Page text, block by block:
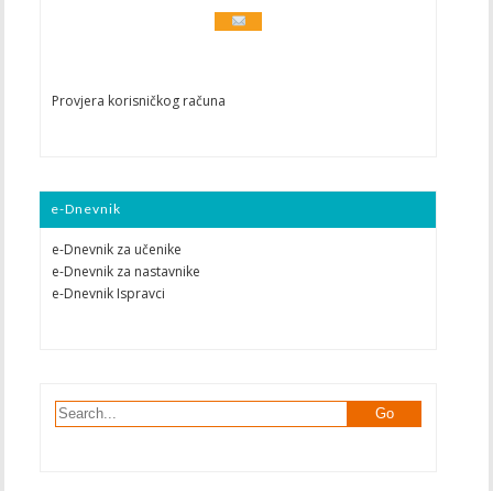
Provjera korisničkog računa
e-Dnevnik
e-Dnevnik za učenike
e-Dnevnik za nastavnike
e-Dnevnik Ispravci